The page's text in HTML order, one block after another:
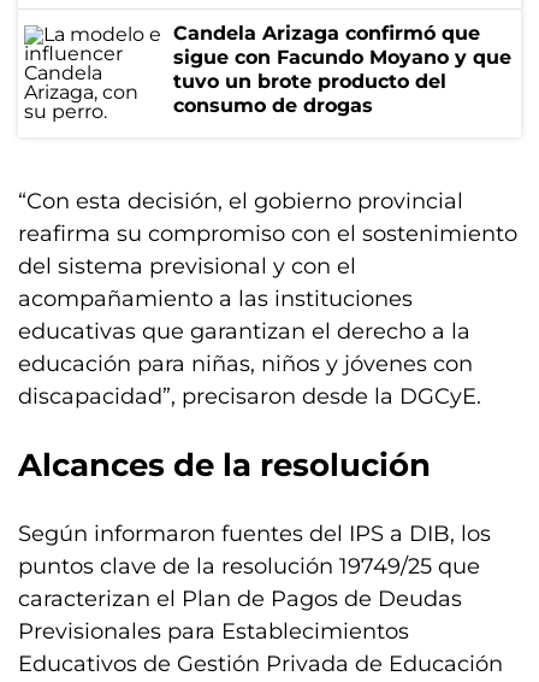
Candela Arizaga confirmó que
sigue con Facundo Moyano y que
tuvo un brote producto del
consumo de drogas
“Con esta decisión, el gobierno provincial
reafirma su compromiso con el sostenimiento
del sistema previsional y con el
acompañamiento a las instituciones
educativas que garantizan el derecho a la
educación para niñas, niños y jóvenes con
discapacidad”, precisaron desde la DGCyE.
Alcances de la resolución
Según informaron fuentes del IPS a DIB, los
puntos clave de la resolución 19749/25 que
caracterizan el Plan de Pagos de Deudas
Previsionales para Establecimientos
Educativos de Gestión Privada de Educación